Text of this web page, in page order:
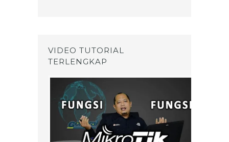
VIDEO TUTORIAL
TERLENGKAP